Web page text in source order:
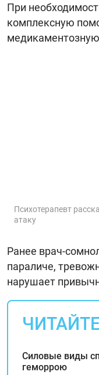
При
комплексную
Психотерапевт
атаку
Ранее врач-
параличе,
нарушает
Силовые виды
геморрою